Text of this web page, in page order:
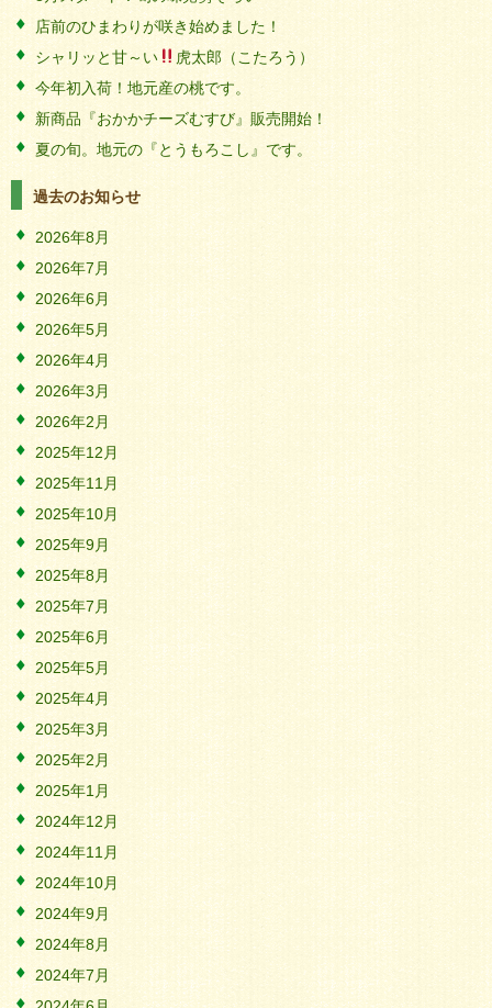
店前のひまわりが咲き始めました！
シャリッと甘～い
虎太郎（こたろう）
今年初入荷！地元産の桃です。
新商品『おかかチーズむすび』販売開始！
夏の旬。地元の『とうもろこし』です。
過去のお知らせ
2026年8月
2026年7月
2026年6月
2026年5月
2026年4月
2026年3月
2026年2月
2025年12月
2025年11月
2025年10月
2025年9月
2025年8月
2025年7月
2025年6月
2025年5月
2025年4月
2025年3月
2025年2月
2025年1月
2024年12月
2024年11月
2024年10月
2024年9月
2024年8月
2024年7月